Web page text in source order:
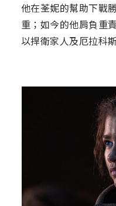
他在荃妮的幫助下戰
重；如今的他肩負重
以捍衛家人及厄拉科